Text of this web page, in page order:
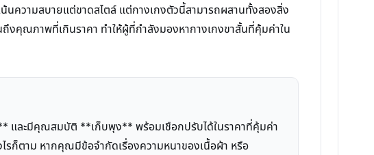
ความสบายแต่ขาดสไตล์ แต่กางเกงตัวนี้สามารถผสานทั้งสองสิ่ง
คุณภาพที่เกินราคา ทำให้ผู้ที่กำลังมองหากางเกงขาสั้นที่คุ้มค่าใน
และมีคุณสมบัติ **เก็บพุง** พร้อมเชือกปรับได้ในราคาที่คุ้มค่า
รก็ตาม หากคุณมีข้อจำกัดเรื่องความหนาของเนื้อผ้า หรือ